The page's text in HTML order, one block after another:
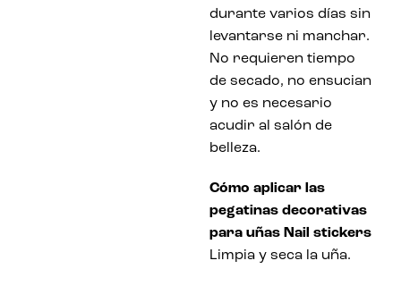
durante varios días sin
levantarse ni manchar.
No requieren tiempo
de secado, no ensucian
y no es necesario
acudir al salón de
belleza.
Cómo aplicar las
pegatinas decorativas
para uñas Nail stickers
Limpia y seca la uña.